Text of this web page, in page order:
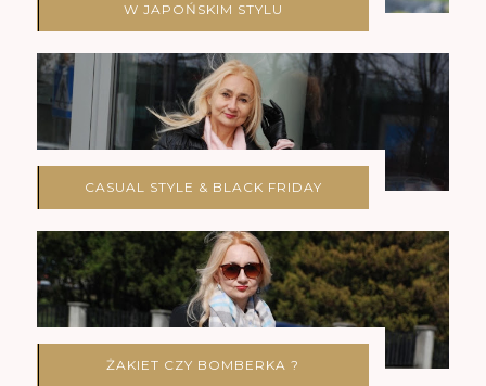
W JAPOŃSKIM STYLU
CASUAL STYLE & BLACK FRIDAY
ŻAKIET CZY BOMBERKA ?